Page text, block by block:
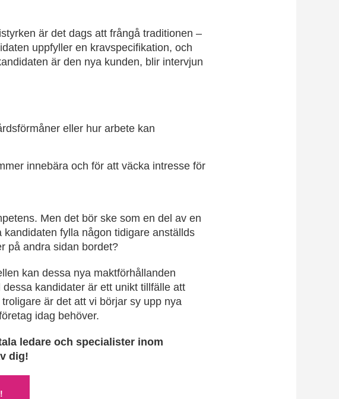
är det dags att frångå traditionen –
uppfyller en kravspecifikation, och
är den nya kunden, blir intervjun
eller hur arbete kan
innebära och för att väcka intresse för
Men det bör ske som en del av en
fylla någon tidigare anställds
på andra sidan bordet?
kan dessa nya maktförhållanden
kandidater är ett unikt tillfälle att
är det att vi börjar sy upp nya
idag behöver.
ledare och specialister inom
dig!